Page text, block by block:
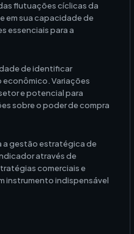
flutuações cíclicas da
em sua capacidade de
essenciais para a
de identificar
econômico. Variações
e potencial para
sobre o poder de compra
a gestão estratégica de
através de
comerciais e
instrumento indispensável